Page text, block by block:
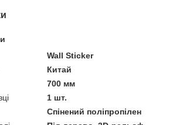
Wall Sticker
Китай
700 мм
1 шт.
Спінений поліпропілен